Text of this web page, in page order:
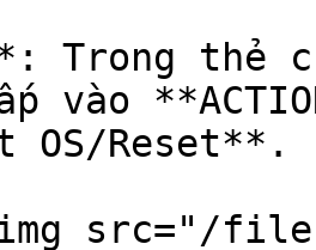
Trong thẻ
vào
OS/Reset**.
src="/